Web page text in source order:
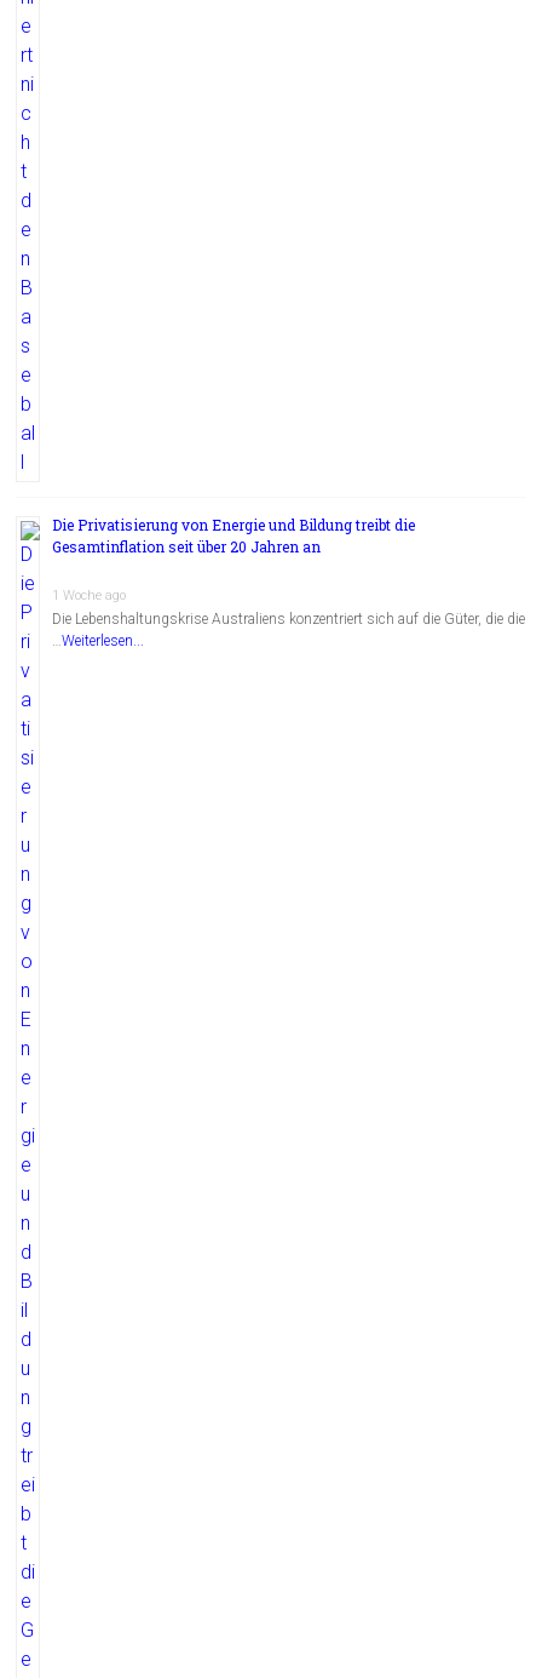
Die Privatisierung von Energie und Bildung treibt die
Gesamtinflation seit über 20 Jahren an
1 Woche ago
Die Lebenshaltungskrise Australiens konzentriert sich auf die Güter, die die
…Weiterlesen...